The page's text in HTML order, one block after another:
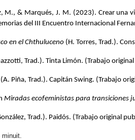
M., & Marqués, J. M. (2023). Crear
del III Encuentro Internacional
en el Chthuluceno (H. Torres, Trad.).
Trad.). Tinta Limón. (Trabajo
(A. Piña, Trad.). Capitán Swing. (Trabajo
Miradas ecofeministas para transiciones
Trad.). Paidós. (Trabajo original
minuit.